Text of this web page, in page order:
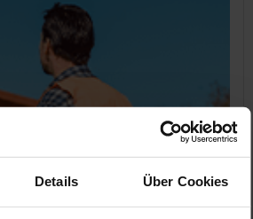
Details Über Cookies